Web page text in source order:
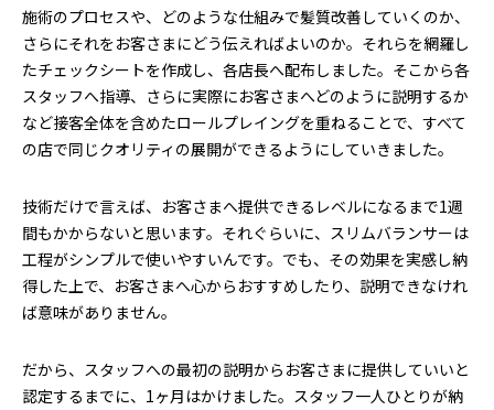
施術のプロセスや、どのような仕組みで髪質改善していくのか、
さらにそれをお客さまにどう伝えればよいのか。それらを網羅し
たチェックシートを作成し、各店長へ配布しました。そこから各
スタッフへ指導、さらに実際にお客さまへどのように説明するか
など接客全体を含めたロールプレイングを重ねることで、すべて
の店で同じクオリティの展開ができるようにしていきました。
技術だけで言えば、お客さまへ提供できるレベルになるまで1週
間もかからないと思います。それぐらいに、スリムバランサーは
工程がシンプルで使いやすいんです。でも、その効果を実感し納
得した上で、お客さまへ心からおすすめしたり、説明できなけれ
ば意味がありません。
だから、スタッフへの最初の説明からお客さまに提供していいと
認定するまでに、1ヶ月はかけました。スタッフ一人ひとりが納